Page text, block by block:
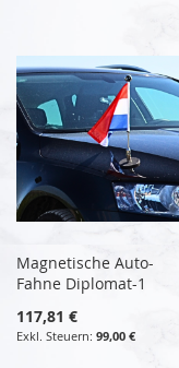
Magnetische Auto-
Fahne Diplomat-1
117,81 €
99,00 €